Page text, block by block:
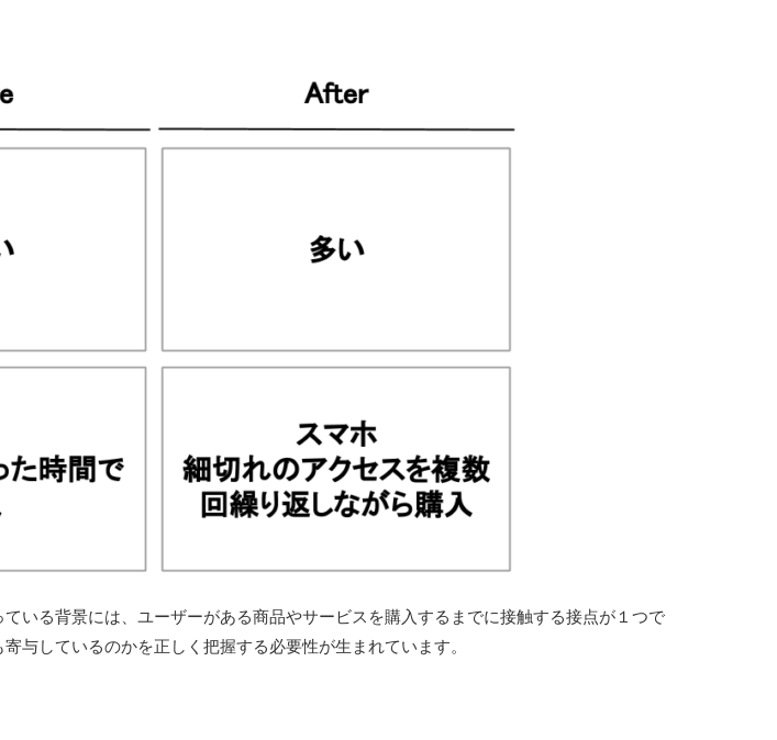
いる背景には、ユーザーがある商品やサービスを購入するまでに接触する接点が１つで
与しているのかを正しく把握する必要性が生まれています。